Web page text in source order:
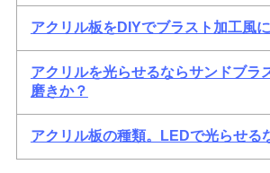
アクリル板をDIYでブラスト加工風
アクリルを光らせるならサンドブラ
磨きか？
アクリル板の種類。LEDで光らせる